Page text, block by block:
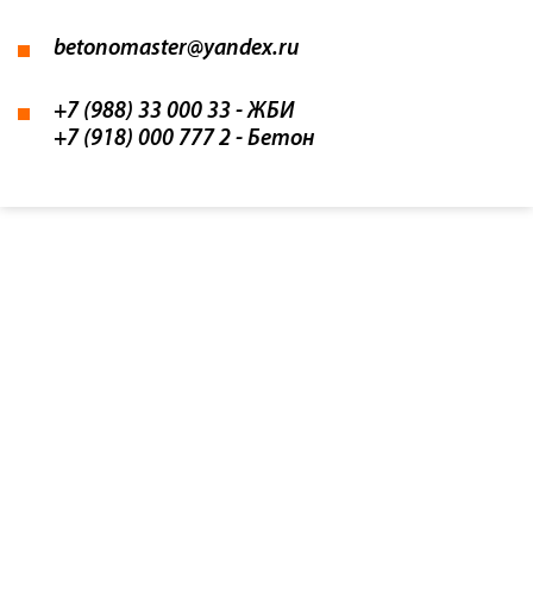
betonomaster@yandex.ru
+7 (988) 33 000 33 - ЖБИ
+7 (918) 000 777 2 - Бетон